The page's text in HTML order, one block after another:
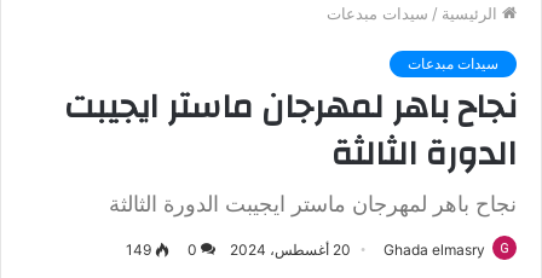
الرئيسية / سيدات مبدعات
سيدات مبدعات
نجاح باهر لمهرجان ماستر ايجيبت
الدورة الثالثة
نجاح باهر لمهرجان ماستر ايجيبت الدورة الثالثة
Ghada elmasry 20 أغسطس، 2024 0
149